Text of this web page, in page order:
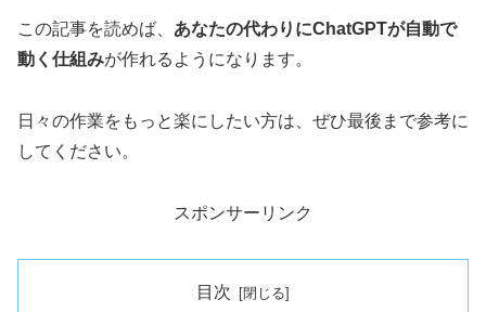
この記事を読めば、 あなたの代わりにChatGPTが自動で
動く仕組みが作れるようになります。
日々の作業をもっと楽にしたい方は、ぜひ最後まで参考に
してください。
スポンサーリンク
目次